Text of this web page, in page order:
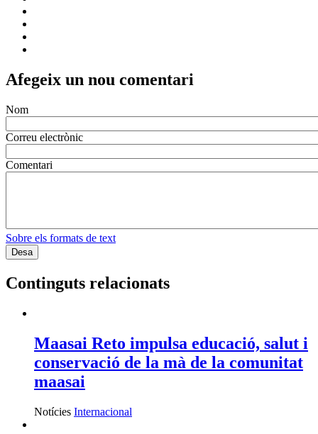
Afegeix un nou comentari
Nom
Correu electrònic
Comentari
Sobre els formats de text
Continguts relacionats
Maasai Reto impulsa educació, salut i
conservació de la mà de la comunitat
maasai
Notícies Internacional